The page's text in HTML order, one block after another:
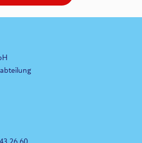
26 60